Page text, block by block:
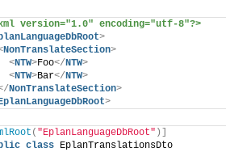
version="1.0" encoding="utf-8"?>
>
NonTranslateSection>
<NTW>Foo</NTW>
<NTW>Bar</NTW>
NonTranslateSection>
>
( "EplanLanguageDbRoot" )]
class EplanTranslationsDto